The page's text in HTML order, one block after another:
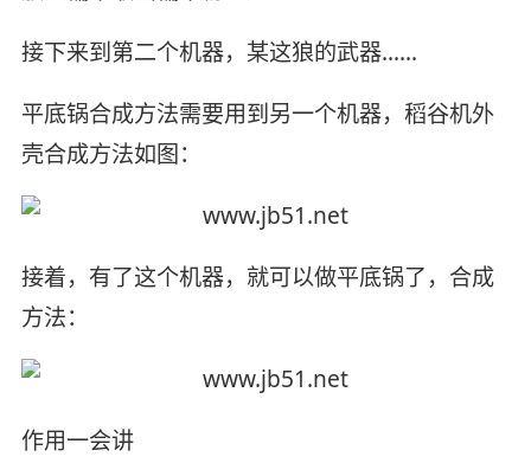
接下来到第二个机器，某这狼的武器……
平底锅合成方法需要用到另一个机器，稻谷机外
壳合成方法如图：
接着，有了这个机器，就可以做平底锅了，合成
方法：
作用一会讲